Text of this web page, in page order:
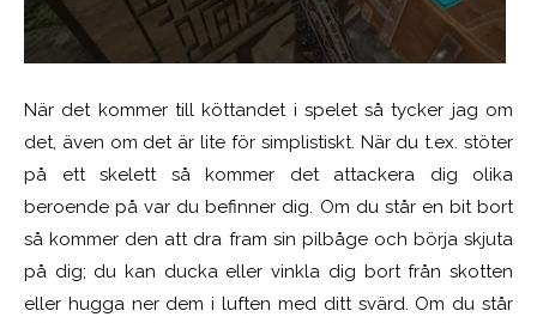
När det kommer till köttandet i spelet så tycker jag om
det, även om det är lite för simplistiskt. När du t.ex. stöter
på ett skelett så kommer det attackera dig olika
beroende på var du befinner dig. Om du står en bit bort
så kommer den att dra fram sin pilbåge och börja skjuta
på dig; du kan ducka eller vinkla dig bort från skotten
eller hugga ner dem i luften med ditt svärd. Om du står